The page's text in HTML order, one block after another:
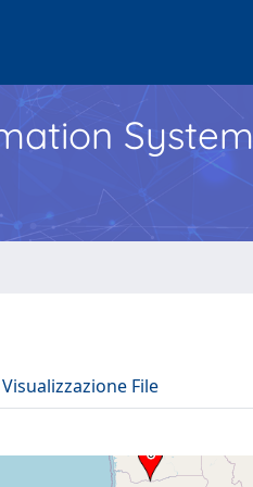
System
Visualizzazione File